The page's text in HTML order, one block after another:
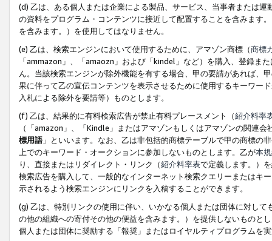
(d) 乙は、ある個人または企業による製品、サービス、当事者または
の資料をプログラム・コンテンツに接近して配置することを含みます
を含みます。）を使用してはなりません。
(e) 乙は、検索エンジンにおいて使用するために、アマゾン商標（商標
「ammazon」、「amaozn」および「kindel」など）を購入、登録ま
ん。当該検索エンジンが除外機能を有する場合、甲の要請があれば、
果に伴って乙の宣伝コンテンツを表示させるために使用するキーワー
入札による除外を要請等）ものとします。
(f) 乙は、結果的に有料検索広告が禁止有料プレースメント（紹介料率
（「amazon」、「Kindle」またはアマゾンもしくはアマゾンの関連
標用語」といいます。なお、乙は非包括的商標テーブルで甲の商標の
上でのキーワード・オークションに参加しないものとします。乙が本
り、直接またはリダイレクト・リンク（紹介料率表で定義します。）
検索広告を購入して、一般的なインターネット検索クエリーまたはキ
示されるよう検索エンジンにリンクを入稿することができます。
(g) 乙は、特別リンクの使用に伴い、いかなる個人または団体に対し
の他の組織への寄付その他の便益を含みます。）を提供しないものと
個人または団体に奨励する「報奨」またはロイヤルティプログラムを